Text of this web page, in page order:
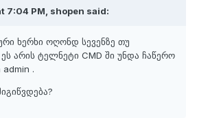
7:04 PM, shopen said:
ხერხი ოღონდ სევენზე თუ
არის ტელნეტი CMD ში უნდა ჩაწერო
admin .